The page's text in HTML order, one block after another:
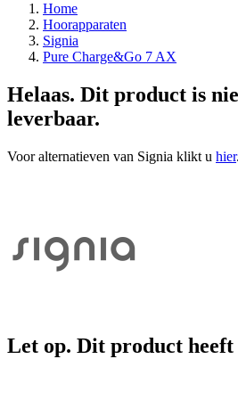
Home
Hoorapparaten
Signia
Pure Charge&Go 7 AX
Helaas. Dit product is
leverbaar.
Voor alternatieven van Signia klikt u hier.
Let op. Dit product heeft